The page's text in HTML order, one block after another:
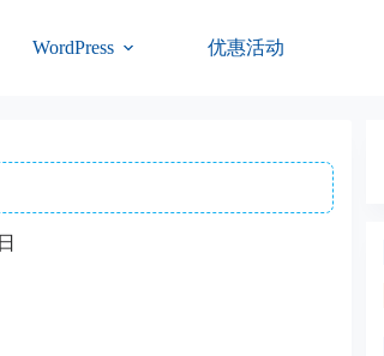
WordPress 优惠活动